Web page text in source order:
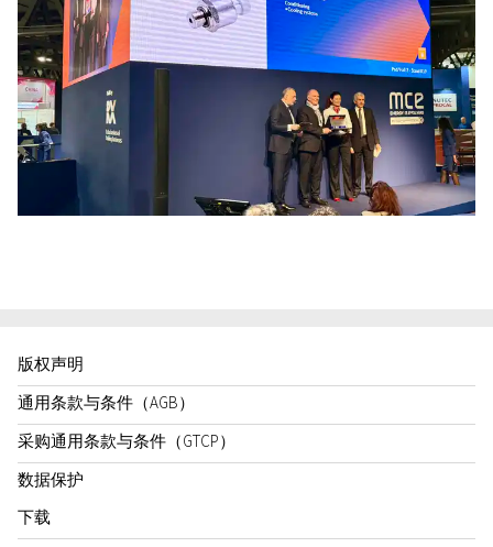
版权声明
通用条款与条件（AGB）
采购通用条款与条件（GTCP）
数据保护
下载